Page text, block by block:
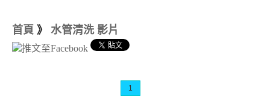
首頁 》 水管清洗 影片
1